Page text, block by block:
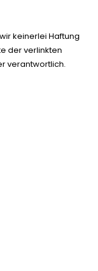
keinerlei Haftung
der verlinkten
verantwortlich.